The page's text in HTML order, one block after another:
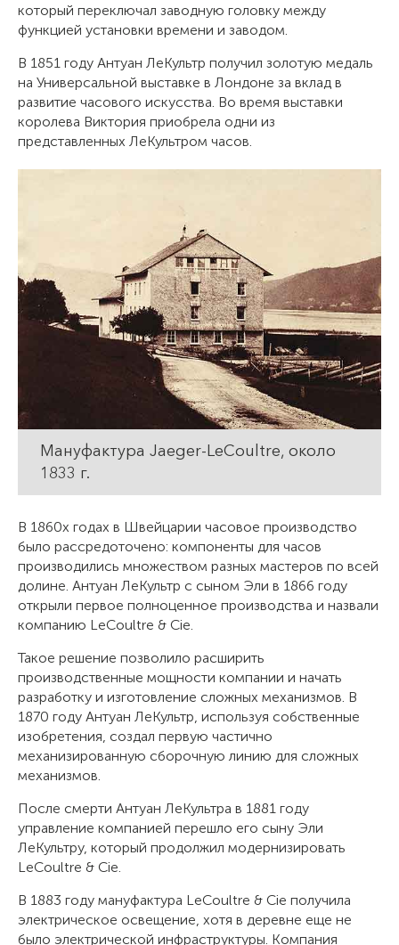
который переключал заводную головку между
функцией установки времени и заводом.
В 1851 году Антуан ЛеКультр получил золотую медаль
на Универсальной выставке в Лондоне за вклад в
развитие часового искусства. Во время выставки
королева Виктория приобрела одни из
представленных ЛеКультром часов.
Мануфактура Jaeger-LeCoultre, около
1833 г.
В 1860х годах в Швейцарии часовое производство
было рассредоточено: компоненты для часов
производились множеством разных мастеров по всей
долине. Антуан ЛеКультр с сыном Эли в 1866 году
открыли первое полноценное производства и назвали
компанию LeCoultre & Cie.
Такое решение позволило расширить
производственные мощности компании и начать
разработку и изготовление сложных механизмов. В
1870 году Антуан ЛеКультр, используя собственные
изобретения, создал первую частично
механизированную сборочную линию для сложных
механизмов.
После смерти Антуан ЛеКультра в 1881 году
управление компанией перешло его сыну Эли
ЛеКультру, который продолжил модернизировать
LeCoultre & Cie.
В 1883 году мануфактура LeCoultre & Cie получила
электрическое освещение, хотя в деревне еще не
было электрической инфраструктуры. Компания